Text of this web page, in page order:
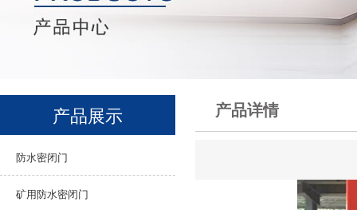
产品展示
防水密闭门
矿用防水密闭门
产品详情